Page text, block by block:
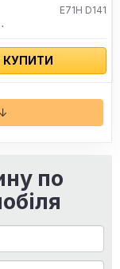
E71H D141
КУПИТИ
по